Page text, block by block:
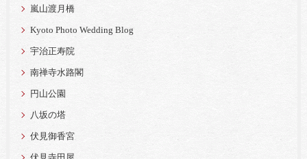
嵐山渡月橋
Kyoto Photo Wedding Blog
宇治正寿院
南禅寺水路閣
円山公園
八坂の塔
伏見御香宮